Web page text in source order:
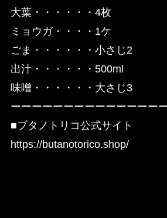
大葉・・・・・・4枚
ミョウガ・・・・1ケ
ごま・・・・・・小さじ2
出汁・・・・・・500ml
味噌・・・・・・大さじ3
ーーーーーーーーーーーーーー
■ブタノトリコ公式サイト
https://butanotorico.shop/